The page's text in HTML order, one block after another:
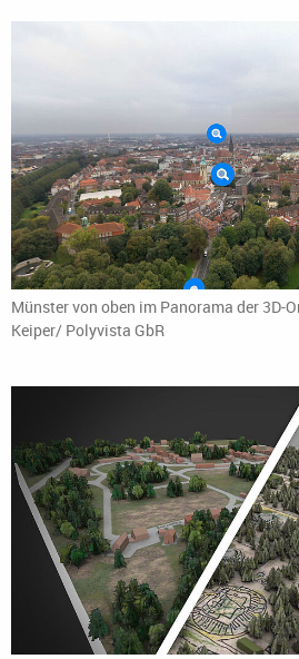
Münster von oben im Panorama der 3D-
Keiper/ Polyvista GbR